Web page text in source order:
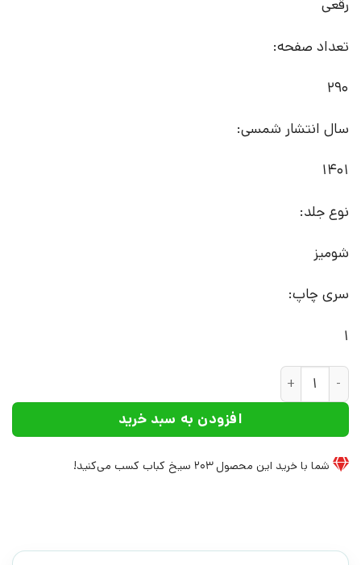
رقعی
تعداد صفحه:
290
سال انتشار شمسی:
1401
نوع جلد:
شومیز
سری چاپ:
1
کتاب ببر مازندران | انتشارات گلگشت عدد
افزودن به سبد خرید
شما با خرید این محصول203 سیخ کباب کسب می‌کنید!